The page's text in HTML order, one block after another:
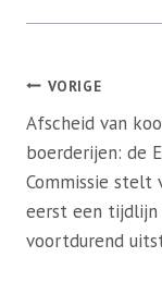
Bericht
navigatie
VORIGE
Afscheid van
boerderijen: de
Commissie stelt
eerst een tijdlijn
voortdurend